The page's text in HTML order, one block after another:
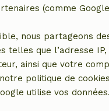
(comme
nous partageons
telles que l’adresse
ainsi que votre
politique de
utilise vos données.